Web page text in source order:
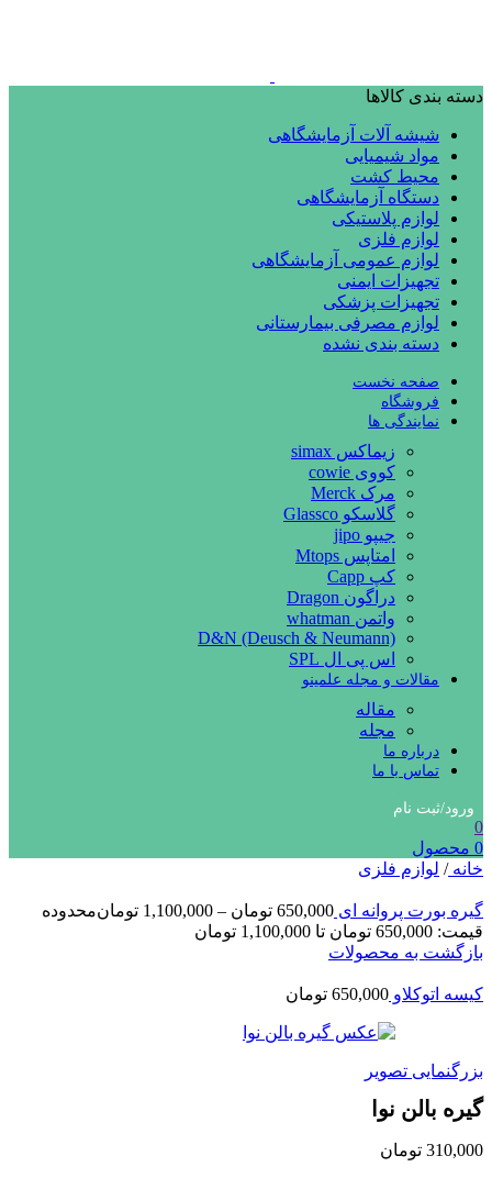
دسته بندی کالاها
شیشه آلات آزمایشگاهی
مواد شیمیایی
محیط کشت
دستگاه آزمایشگاهی
لوازم پلاستیکی
لوازم فلزی
لوازم عمومی آزمایشگاهی
تجهیزات ایمنی
تجهیزات پزشکی
لوازم مصرفی بیمارستانی
دسته بندی نشده
صفحه نخست
فروشگاه
نمایندگی ها
زیماکس simax
کووی cowie
مرک Merck
گلاسکو Glassco
جیپو jipo
امتاپس Mtops
کپ Capp
دراگون Dragon
واتمن whatman
D&N (Deusch & Neumann)
اس پی ال SPL
مقالات و مجله علمینو
مقاله
مجله
درباره ما
تماس با ما
ورود/ثبت نام
0
0 محصول
خانه/ لوازم فلزی
گیره بورت پروانه ای 650,000 تومان –
1,100,000 تومانمحدوده
قیمت: 650,000 تومان تا 1,100,000 تومان
بازگشت به محصولات
کیسه اتوکلاو 650,000 تومان
بزرگنمایی تصویر
گیره بالن نوا
310,000 تومان